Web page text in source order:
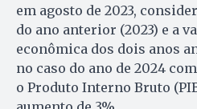
em agosto de 2023,
do ano anterior (2023) e a
econômica dos dois anos
no caso do ano de 2024
o Produto Interno Bruto